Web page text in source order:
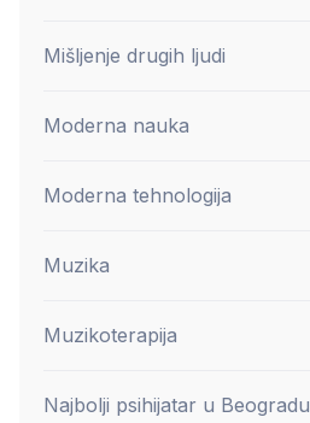
Mišljenje drugih ljudi
Moderna nauka
Moderna tehnologija
Muzika
Muzikoterapija
Najbolji psihijatar u Beogradu